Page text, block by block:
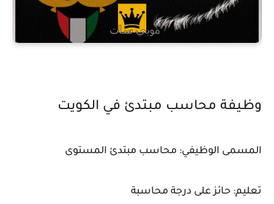
وظيفة محاسب مبتدئ في الكويت
المسمى الوظيفي: محاسب مبتدئ المستوى
تعليم: حائز على درجة محاسبة